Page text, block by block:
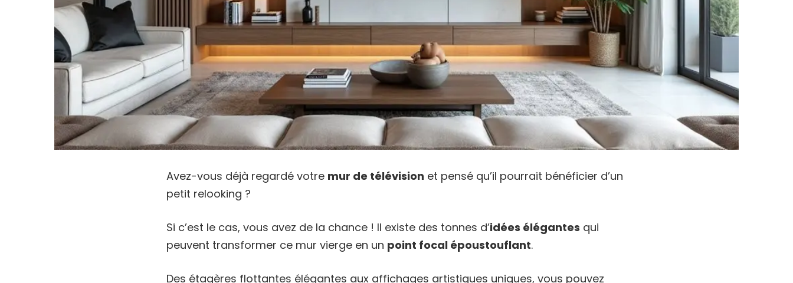
Avez-vous déjà regardé votre mur de télévision et pensé qu’il pourrait bénéficier d’un
petit relooking ?
Si c’est le cas, vous avez de la chance ! Il existe des tonnes d’idées élégantes qui
peuvent transformer ce mur vierge en un point focal époustouflant.
Des étagères flottantes élégantes aux affichages artistiques uniques, vous pouvez